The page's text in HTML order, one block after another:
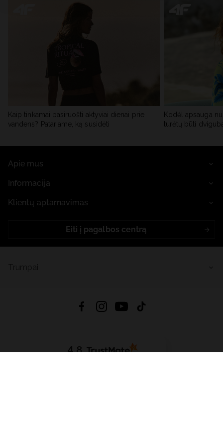
Kaip tinkamai pasiruošti aktyviai dienai prie
vandens? Patariame, ką susidėti
Kodėl apsauga
turėtų būti
Apie mus
Informacija
Klientų aptarnavimas
Eiti į pagalbos centrą
4.8